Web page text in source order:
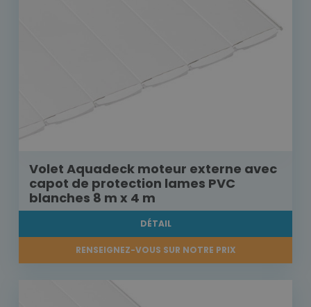
Volet Aquadeck moteur externe avec
capot de protection lames PVC
blanches 8 m x 4 m
DÉTAIL
RENSEIGNEZ-VOUS SUR NOTRE PRIX